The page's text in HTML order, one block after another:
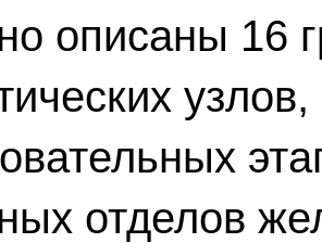
описаны 16
отделов